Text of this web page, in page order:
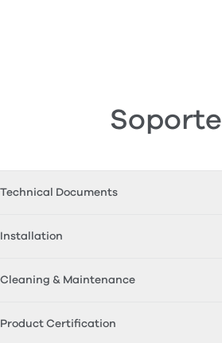
Soporte
Technical Documents
Installation
Cleaning & Maintenance
Product Certification